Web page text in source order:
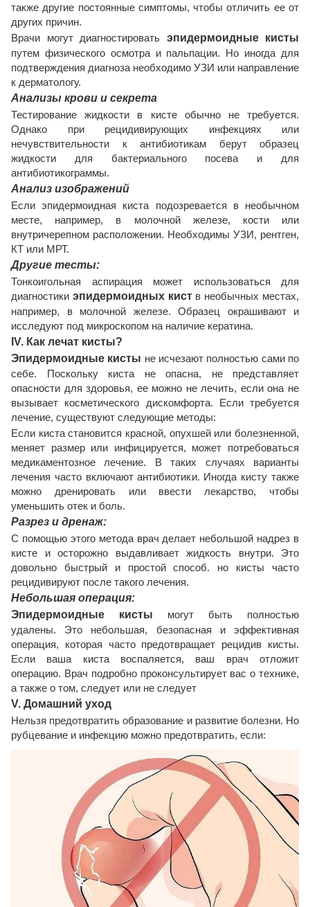
также другие постоянные симптомы, чтобы отличить ее от
других причин.
Врачи могут диагностировать эпидермоидные кисты
путем физического осмотра и пальпации. Но иногда для
подтверждения диагноза необходимо УЗИ или направление
к дерматологу.
Анализы крови и секрета
Тестирование жидкости в кисте обычно не требуется.
Однако при рецидивирующих инфекциях или
нечувствительности к антибиотикам берут образец
жидкости для бактериального посева и для
антибиотикограммы.
Анализ изображений
Если эпидермоидная киста подозревается в необычном
месте, например, в молочной железе, кости или
внутричерепном расположении. Необходимы УЗИ, рентген,
КТ или МРТ.
Другие тесты:
Тонкоигольная аспирация может использоваться для
диагностики эпидермоидных киств необычных местах,
например, в молочной железе. Образец окрашивают и
исследуют под микроскопом на наличие кератина.
IV. Как лечат кисты?
Эпидермоидные кисты не исчезают полностью сами по
себе. Поскольку киста не опасна, не представляет
опасности для здоровья, ее можно не лечить, если она не
вызывает косметического дискомфорта. Если требуется
лечение, существуют следующие методы:
Если киста становится красной, опухшей или болезненной,
меняет размер или инфицируется, может потребоваться
медикаментозное лечение. В таких случаях варианты
лечения часто включают антибиотики. Иногда кисту также
можно дренировать или ввести лекарство, чтобы
уменьшить отек и боль.
Разрез и дренаж:
С помощью этого метода врач делает небольшой надрез в
кисте и осторожно выдавливает жидкость внутри. Это
довольно быстрый и простой способ. но кисты часто
рецидивируют после такого лечения.
Небольшая операция:
Эпидермоидные кисты могут быть полностью
удалены. Это небольшая, безопасная и эффективная
операция, которая часто предотвращает рецидив кисты.
Если ваша киста воспаляется, ваш врач отложит
операцию. Врач подробно проконсультирует вас о технике,
а также о том, следует или не следует
V. Домашний уход
Нельзя предотвратить образование и развитие болезни. Но
рубцевание и инфекцию можно предотвратить, если: